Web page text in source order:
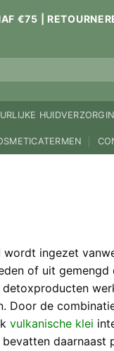
€75 |
ingezet
of uit
Door de
vulkanische klei